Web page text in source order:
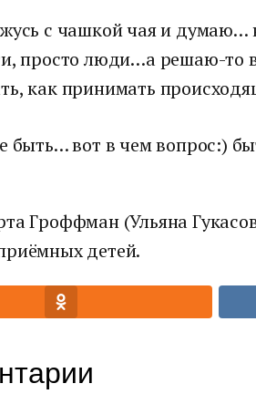
с чашкой чая и думаю…
просто люди…а решаю-то
как принимать
быть… вот в чем вопрос:)
Гроффман (Ульяна
детей.